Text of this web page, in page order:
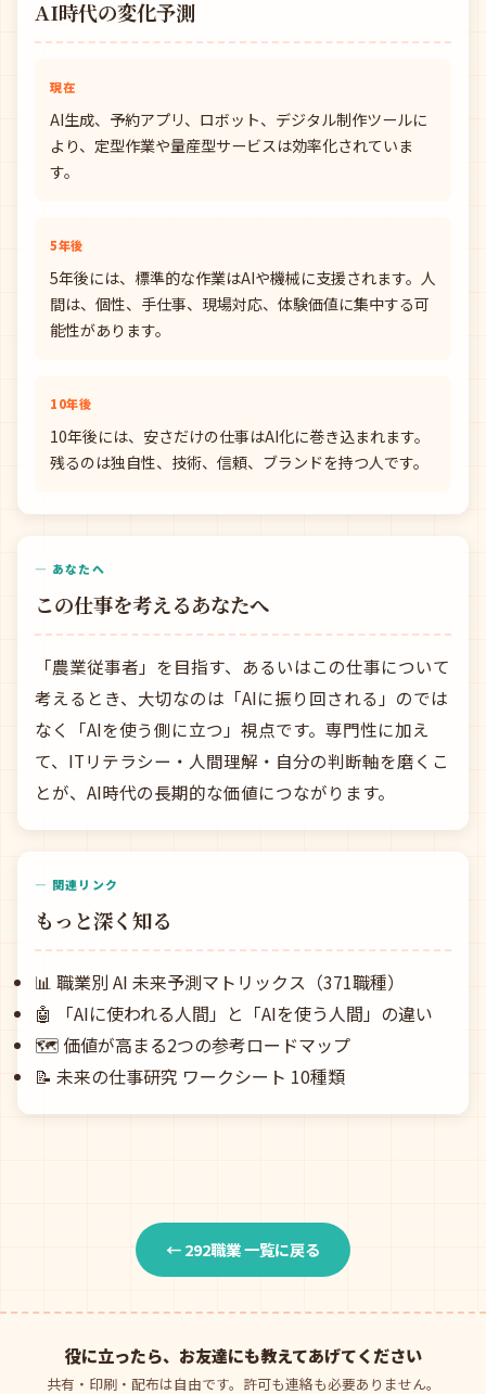
AI時代の変化予測
現在
AI生成、予約アプリ、ロボット、デジタル制作ツールに
より、定型作業や量産型サービスは効率化されていま
す。
5年後
5年後には、標準的な作業はAIや機械に支援されます。人
間は、個性、手仕事、現場対応、体験価値に集中する可
能性があります。
10年後
10年後には、安さだけの仕事はAI化に巻き込まれます。
残るのは独自性、技術、信頼、ブランドを持つ人です。
— あなたへ
この仕事を考えるあなたへ
「農業従事者」を目指す、あるいはこの仕事について
考えるとき、大切なのは「AIに振り回される」のでは
なく「AIを使う側に立つ」視点です。専門性に加え
て、ITリテラシー・人間理解・自分の判断軸を磨くこ
とが、AI時代の長期的な価値につながります。
— 関連リンク
もっと深く知る
📊 職業別 AI 未来予測マトリックス（371職種）
🤖
「AIに使われる人間」と「AIを使う人間」の違い
🗺️ 価値が高まる2つの参考ロードマップ
📝 未来の仕事研究 ワークシート 10種類
← 292職業 一覧に戻る
役に立ったら、お友達にも教えてあげてください
共有・印刷・配布は自由です。許可も連絡も必要ありません。